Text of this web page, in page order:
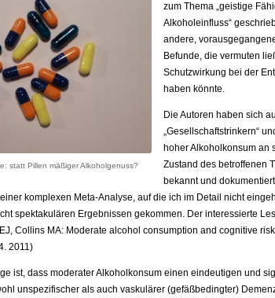
statt Pillen mäßiger Alkoholgenuss?
zum Thema „geistige
Alkoholeinfluss“
andere,
Befunde, die vermuten
Schutzwirkung bei der
haben könnte.
Die Autoren haben sich
„Gesellschaftstrinkern“
hoher Alkoholkonsum an
Zustand des betroffenen
bekannt und
komplexen Meta-Analyse, auf die ich im Detail nicht
spektakulären Ergebnissen gekommen. Der interessierte
Collins MA: Moderate alcohol consumption and cognitive
2011)
ist, dass moderater Alkoholkonsum einen eindeutigen und
unspezifischer als auch vaskulärer (gefäßbedingter)